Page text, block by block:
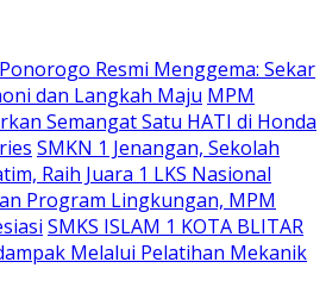
Resmi Menggema: Sekar
dan Langkah Maju MPM
Semangat Satu HATI di Honda
SMKN 1 Jenangan, Sekolah
Raih Juara 1 LKS Nasional
Program Lingkungan, MPM
SMKS ISLAM 1 KOTA BLITAR
Melalui Pelatihan Mekanik